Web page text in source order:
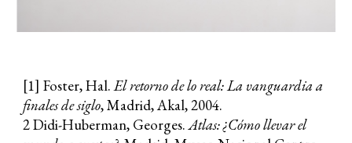
[1] Foster, Hal.El retorno de lo real: La vanguardia a
finales de siglo, Madrid, Akal, 2004.
2 Didi-Huberman, Georges.Atlas: ¿Cómo llevar el